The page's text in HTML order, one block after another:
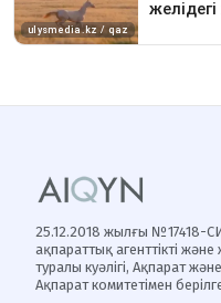
25.12.2018 жылғы №17418-
ақпараттық агенттікті
туралы куәлігі, Ақпарат
Ақпарат комитетімен